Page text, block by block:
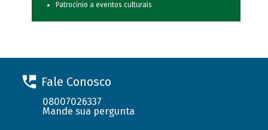
Patrocínio a eventos culturais
Fale Conosco
08007026337
Mande sua pergunta